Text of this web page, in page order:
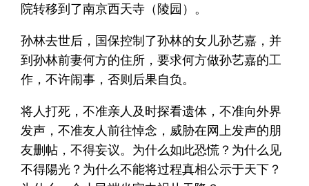
院转移到了南京西天寺（陵园）。
孙林去世后，国保控制了孙林的女儿孙艺嘉，并
到孙林前妻何方的住所，要求何方做孙艺嘉的工
作，不许闹事，否则后果自负。
将人打死，不准亲人及时探看遗体，不准向外界
发声，不准友人前往悼念，威胁在网上发声的朋
友删帖，不得妄议。为什么如此恐慌？为什么见
不得陽光？为什么不能将过程真相公示于天下？